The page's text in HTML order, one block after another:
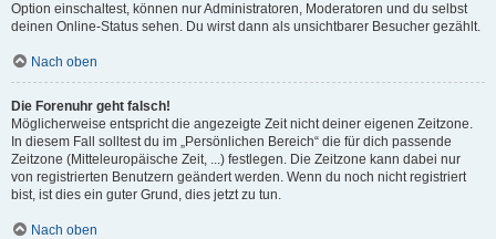
Option einschaltest, können nur Administratoren, Moderatoren und du selbst
deinen Online-Status sehen. Du wirst dann als unsichtbarer Besucher gezählt.
Nach oben
Die Forenuhr geht falsch!
Möglicherweise entspricht die angezeigte Zeit nicht deiner eigenen Zeitzone.
In diesem Fall solltest du im „Persönlichen Bereich“ die für dich passende
Zeitzone (Mitteleuropäische Zeit, ...) festlegen. Die Zeitzone kann dabei nur
von registrierten Benutzern geändert werden. Wenn du noch nicht registriert
bist, ist dies ein guter Grund, dies jetzt zu tun.
Nach oben